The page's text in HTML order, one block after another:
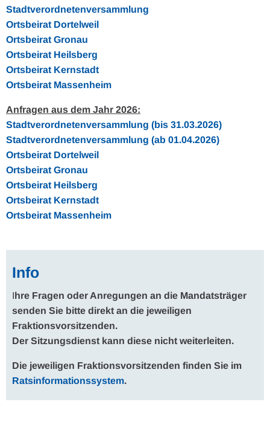
Stadtverordnetenversammlung
Ortsbeirat Dortelweil
Ortsbeirat Gronau
Ortsbeirat Heilsberg
Ortsbeirat Kernstadt
Ortsbeirat Massenheim
Anfragen aus dem Jahr 2026:
Stadtverordnetenversammlung (bis 31.03.2026)
Stadtverordnetenversammlung (ab 01.04.2026)
Ortsbeirat Dortelweil
Ortsbeirat Gronau
Ortsbeirat Heilsberg
Ortsbeirat Kernstadt
Ortsbeirat Massenheim
Info
Ihre Fragen oder Anregungen an die Mandatsträger
senden Sie bitte direkt an die jeweiligen
Fraktionsvorsitzenden.
Der Sitzungsdienst kann diese nicht weiterleiten.
Die jeweiligen Fraktionsvorsitzenden finden Sie im
Ratsinformationssystem.